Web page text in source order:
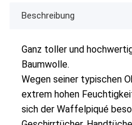
Beschreibung
Ganz toller und
Baumwolle.
Wegen seiner typischen
extrem hohen
sich der Waffelpiqué